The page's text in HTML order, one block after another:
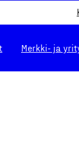
Merkki- ja